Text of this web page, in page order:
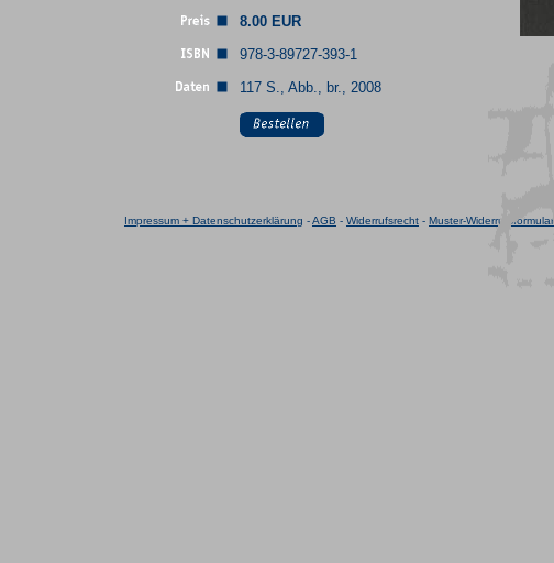
8.00 EUR
978-3-89727-393-1
117 S., Abb., br., 2008
Impressum + Datenschutzerklärung -AGB - Widerrufsrecht - Muster-Widerrufsformular